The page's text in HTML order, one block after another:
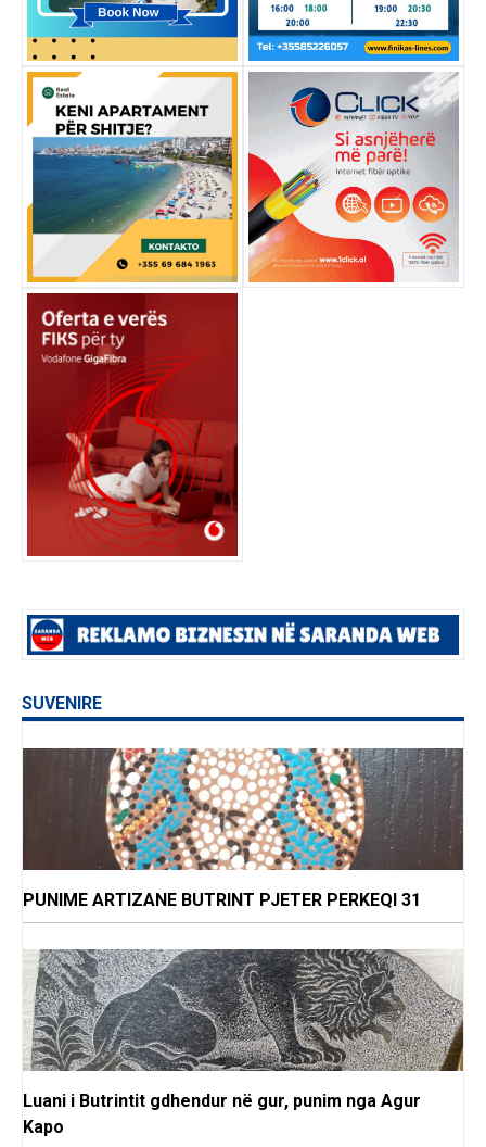
SUVENIRE
PUNIME ARTIZANE BUTRINT PJETER PERKEQI 31
Luani i Butrintit gdhendur në gur, punim nga Agur
Kapo